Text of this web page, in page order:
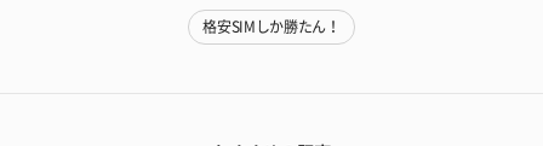
格安SIMしか勝たん！